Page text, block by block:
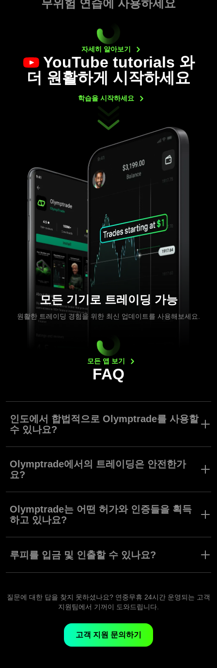
무위험 연습에 사용하세요
자세히 알아보기
YouTube tutorials 와
더 원활하게 시작하세요
학습을 시작하세요
모든 기기로 트레이딩 가능
원활한 트레이딩 경험을 위한 최신 업데이트를 사용해보세요.
모든 앱 보기
FAQ
인도에서 합법적으로 Olymptrade를 사용할
수 있나요?
브로커입니다. 전세계에서 다양한 트레이딩 모델을 합법적으로 운
영할 수 있는 모든 법적 근거를 갖춘 브로커입니다.
Olymptrade에서의 트레이딩은 안전한가
요?
을 제공합니다. 또한, Olymptrade는 브로커와 소비자 간의 분쟁을
해결하는 독립적인 국제 자체 금융 기관인 금융 위원회의 감독을 받
습니다. 안전 및 투명성 기준을 지속적으로 고수하는 회사들만이 금
융 위원회의 회원이 될 수 있습니다. Olymptrade는 2016년 2월 22
당사 트레이더들은 금융 위원회의 보호를 받고 있으며, 입금액이 최
Olymptrade는 어떤 허가와 인증들을 획득
하고 있나요?
스 위원회의 규제를 받는 신뢰받는 브로커입니다. 모리셔스 금융 서
비스 위원회는 국제 증권 위원회 기구의 일부입니다. 이는
Olymptrade가 금융 시장에서 국제 규제 표준을 준수한다는 것을 의
루피를 입금 및 인출할 수 있나요?
질문에 대한 답을 찾지 못하셨나요? 연중무휴 24시간 운영되는 고객
지원팀에서 기꺼이 도와드립니다.
고객 지원 문의하기